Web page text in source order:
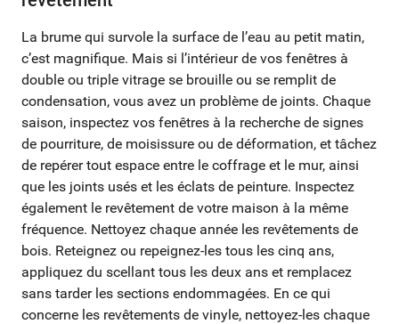
La brume qui survole la surface de l’eau au petit matin,
c’est magnifique. Mais si l’intérieur de vos fenêtres à
double ou triple vitrage se brouille ou se remplit de
condensation, vous avez un problème de joints. Chaque
saison, inspectez vos fenêtres à la recherche de signes
de pourriture, de moisissure ou de déformation, et tâchez
de repérer tout espace entre le coffrage et le mur, ainsi
que les joints usés et les éclats de peinture. Inspectez
également le revêtement de votre maison à la même
fréquence. Nettoyez chaque année les revêtements de
bois. Reteignez ou repeignez-les tous les cinq ans,
appliquez du scellant tous les deux ans et remplacez
sans tarder les sections endommagées. En ce qui
concerne les revêtements de vinyle, nettoyez-les chaque